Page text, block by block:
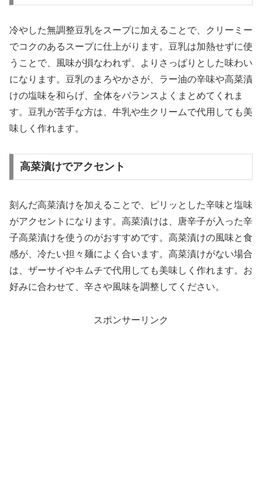
冷やした無調整豆乳をスープに加えることで、クリーミー
でコクのあるスープに仕上がります。豆乳は加熱せずに使
うことで、風味が損なわれず、よりさっぱりとした味わい
になります。豆乳のまろやかさが、ラー油の辛味や高菜漬
けの塩味を和らげ、全体をバランスよくまとめてくれま
す。豆乳が苦手な方は、牛乳や生クリームで代用しても美
味しく作れます。
高菜漬けでアクセント
刻んだ高菜漬けを加えることで、ピリッとした辛味と塩味
がアクセントになります。高菜漬けは、唐辛子が入った辛
子高菜漬けを使うのがおすすめです。高菜漬けの風味と食
感が、冷たい担々麺によく合います。高菜漬けがない場合
は、ザーサイやキムチで代用しても美味しく作れます。お
好みに合わせて、辛さや風味を調整してください。
スポンサーリンク